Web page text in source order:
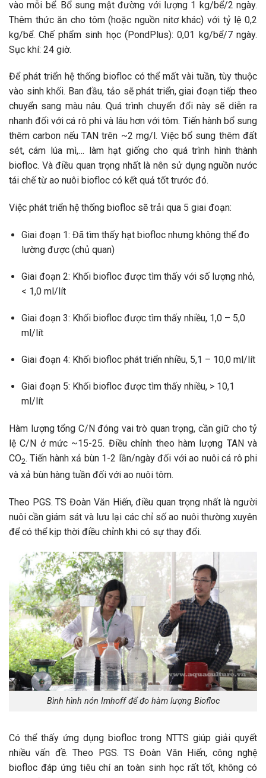
vào mỗi bể. Bổ sung mật đường với lượng 1 kg/bể/2 ngày.
Thêm thức ăn cho tôm (hoặc nguồn nitơ khác) với tỷ lệ 0,2
kg/bể. Chế phẩm sinh học (PondPlus): 0,01 kg/bể/7 ngày.
Sục khí: 24 giờ.
Để phát triển hệ thống biofloc có thể mất vài tuần, tùy thuộc
vào sinh khối. Ban đầu, tảo sẽ phát triển, giai đoạn tiếp theo
chuyển sang màu nâu. Quá trình chuyển đổi này sẽ diễn ra
nhanh đối với cá rô phi và lâu hơn với tôm. Tiến hành bổ sung
thêm carbon nếu TAN trên ~2 mg/l. Việc bổ sung thêm đất
sét, cám lúa mì,… làm hạt giống cho quá trình hình thành
biofloc. Và điều quan trọng nhất là nên sử dụng nguồn nước
tái chế từ ao nuôi biofloc có kết quả tốt trước đó.
Việc phát triển hệ thống biofloc sẽ trải qua 5 giai đoạn:
Giai đoạn 1: Đã tìm thấy hạt biofloc nhưng không thể đo
lường được (chủ quan)
Giai đoạn 2: Khối biofloc được tìm thấy với số lượng nhỏ,
< 1,0 ml/lít
Giai đoạn 3: Khối biofloc được tìm thấy nhiều, 1,0 – 5,0
ml/lít
Giai đoạn 4: Khối biofloc phát triển nhiều, 5,1 – 10,0 ml/lít
Giai đoạn 5: Khối biofloc được tìm thấy nhiều, > 10,1
ml/lít
Hàm lượng tổng C/N đóng vai trò quan trọng, cần giữ cho tỷ
lệ C/N ở mức ~15-25. Điều chỉnh theo hàm lượng TAN và
CO2. Tiến hành xả bùn 1-2 lần/ngày đối với ao nuôi cá rô phi
và xả bùn hàng tuần đối với ao nuôi tôm.
Theo PGS. TS Đoàn Văn Hiến, điều quan trọng nhất là người
nuôi cần giám sát và lưu lại các chỉ số ao nuôi thường xuyên
để có thể kịp thời điều chỉnh khi có sự thay đổi.
Bình hình nón Imhoff để đo hàm lượng Biofloc
Có thể thấy ứng dụng biofloc trong NTTS giúp giải quyết
nhiều vấn đề. Theo PGS. TS Đoàn Văn Hiến, công nghệ
biofloc đáp ứng tiêu chí an toàn sinh học rất tốt, không có